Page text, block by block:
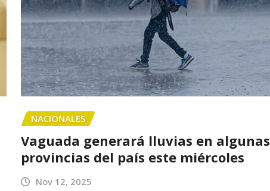
NACIONALES
Vaguada generará lluvias en algunas
provincias del país este miércoles
Nov 12, 2025